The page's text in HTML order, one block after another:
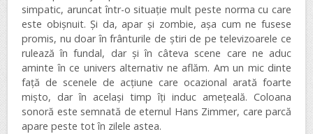
simpatic, aruncat într-o situație mult peste norma cu care
este obișnuit. Și da, apar și zombie, așa cum ne fusese
promis, nu doar în frânturile de știri de pe televizoarele ce
rulează în fundal, dar și în câteva scene care ne aduc
aminte în ce univers alternativ ne aflăm. Am un mic dinte
față de scenele de acțiune care ocazional arată foarte
mișto, dar în același timp îți induc amețeală. Coloana
sonoră este semnată de eternul Hans Zimmer, care parcă
apare peste tot în zilele astea.